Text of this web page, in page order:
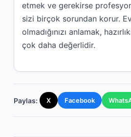
etmek ve gerekirse
sizi birçok sorundan korur.
olmadığınızı anlamak,
çok daha değerlidir.
Paylas: X Facebook